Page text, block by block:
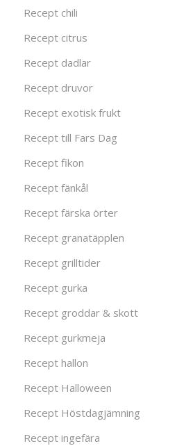
Recept chili
Recept citrus
Recept dadlar
Recept druvor
Recept exotisk frukt
Recept till Fars Dag
Recept fikon
Recept fänkål
Recept färska örter
Recept granatäpplen
Recept grilltider
Recept gurka
Recept groddar & skott
Recept gurkmeja
Recept hallon
Recept Halloween
Recept Höstdagjämning
Recept ingefära